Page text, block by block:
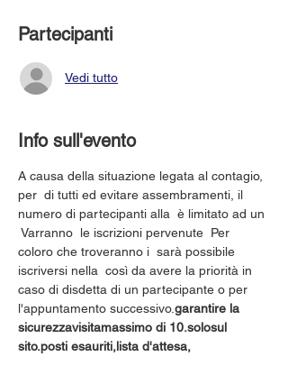
Partecipanti
Vedi tutto
Info sull'evento
A causa della situazione legata al contagio,
per di tutti ed evitare assembramenti, il
numero di partecipanti alla è limitato ad un
Varranno le iscrizioni pervenute Per
coloro che troveranno i sarà possibile
iscriversi nella così da avere la priorità in
caso di disdetta di un partecipante o per
l'appuntamento successivo.garantire la
sicurezzavisitamassimo di 10.solosul
sito.posti esauriti,lista d'attesa,